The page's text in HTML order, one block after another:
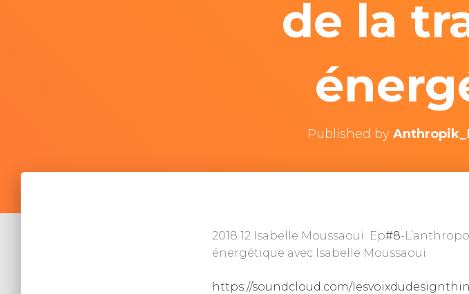
de la
Published by
2018 12 Isabelle Moussaoui Ep#8-
énergétique avec Isabelle Moussaoui
https://soundcloud.com/